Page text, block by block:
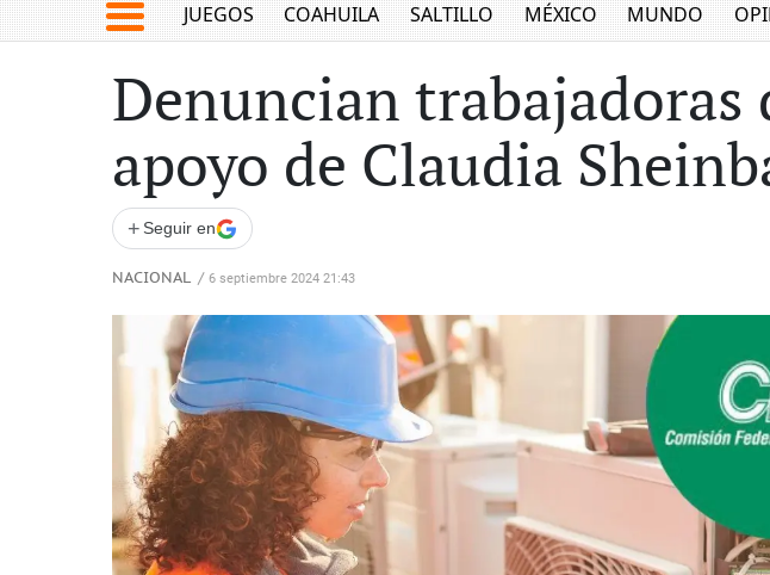
JUEGOS COAHUILA SALTILLO MÉXICO MUNDO
Denuncian trabajadoras
apoyo de Claudia
+ Seguir en
NACIONAL / 6 septiembre 2024 21:43